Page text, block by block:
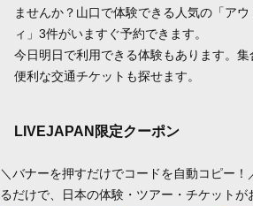
ませんか？山口で体験できる人気の「ア
ィ」3件がいますぐ予約できます。
今日明日で利用できる体験もあります。
便利な交通チケットも探せます。
LIVEJAPAN限定クーポン
＼バナーを押すだけでコードを自動コピー
るだけで、日本の体験・ツアー・チケットが